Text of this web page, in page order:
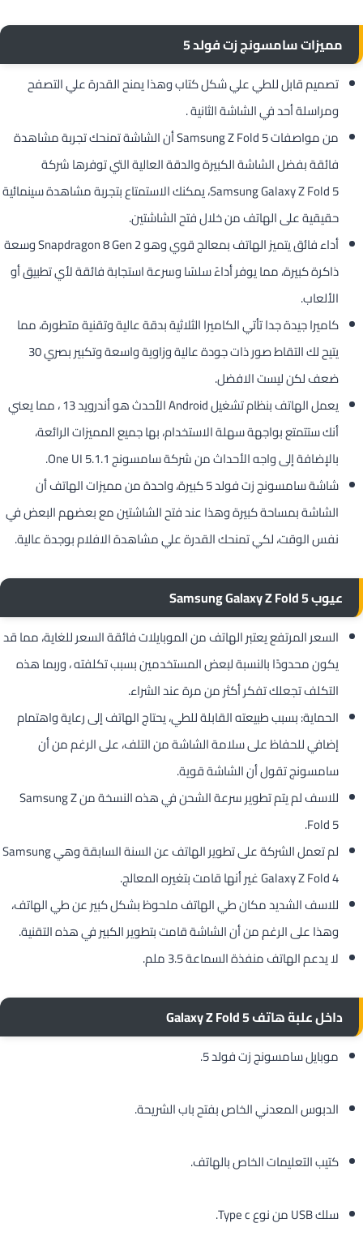
مميزات سامسونج زت فولد 5
تصميم قابل للطي علي شكل كتاب وهذا يمنح القدرة علي التصفح
ومراسلة أحد في الشاشة الثانية .
من مواصفات Samsung Z Fold 5 أن الشاشة تمنحك تجربة مشاهدة
فائقة بفضل الشاشة الكبيرة والدقة العالية التي توفرها شركة
Samsung Galaxy Z Fold 5، يمكنك الاستمتاع بتجربة مشاهدة سينمائية
حقيقية على الهاتف من خلال فتح الشاشتين.
أداء فائق يتميز الهاتف بمعالج قوي وهو Snapdragon 8 Gen 2 وسعة
ذاكرة كبيرة، مما يوفر أداءً سلسًا وسرعة استجابة فائقة لأي تطبيق أو
الألعاب.
كاميرا جيدة جدا تأتي الكاميرا الثلاثية بدقة عالية وتقنية متطورة، مما
يتيح لك التقاط صور ذات جودة عالية وزاوية واسعة وتكبير بصري 30
ضعف لكن ليست الافضل.
يعمل الهاتف بنظام تشغيل Android الأحدث هو أندرويد 13 ، مما يعني
أنك ستتمتع بواجهة سهلة الاستخدام، بها جميع المميزات الرائعة،
بالإضافة إلى واجه الأحداث من شركة سامسونج One UI 5.1.1.
شاشة سامسونج زت فولد 5 كبيرة، واحدة من مميزات الهاتف أن
الشاشة بمساحة كبيرة وهذا عند فتح الشاشتين مع بعضهم البعض في
نفس الوقت، لكي تمنحك القدرة علي مشاهدة الافلام بوجدة عالية.
عيوب Samsung Galaxy Z Fold 5
السعر المرتفع يعتبر الهاتف من الموبايلات فائقة السعر للغاية، مما قد
يكون محدودًا بالنسبة لبعض المستخدمين بسبب تكلفته ، وربما هذه
التكلف تجعلك تفكر أكثر من مرة عند الشراء.
الحماية: بسبب طبيعته القابلة للطي، يحتاج الهاتف إلى رعاية واهتمام
إضافي للحفاظ على سلامة الشاشة من التلف، على الرغم من أن
سامسونج تقول أن الشاشة قوية.
للاسف لم يتم تطوير سرعة الشحن في هذه النسخة من Samsung Z
Fold 5.
لم تعمل الشركة على تطوير الهاتف عن السنة السابقة وهي Samsung
Galaxy Z Fold 4 غير أنها قامت بتغيره المعالج.
للاسف الشديد مكان طي الهاتف ملحوظ بشكل كبير عن طي الهاتف،
وهذا على الرغم من أن الشاشة قامت بتطوير الكبير في هذه التقنية.
لا يدعم الهاتف منفذة السماعة 3.5 ملم.
داخل علبة هاتف Galaxy Z Fold 5
موبايل سامسونج زت فولد 5.
الدبوس المعدني الخاص بفتح باب الشريحة.
كتيب التعليمات الخاص بالهاتف.
سلك USB من نوع Type c.